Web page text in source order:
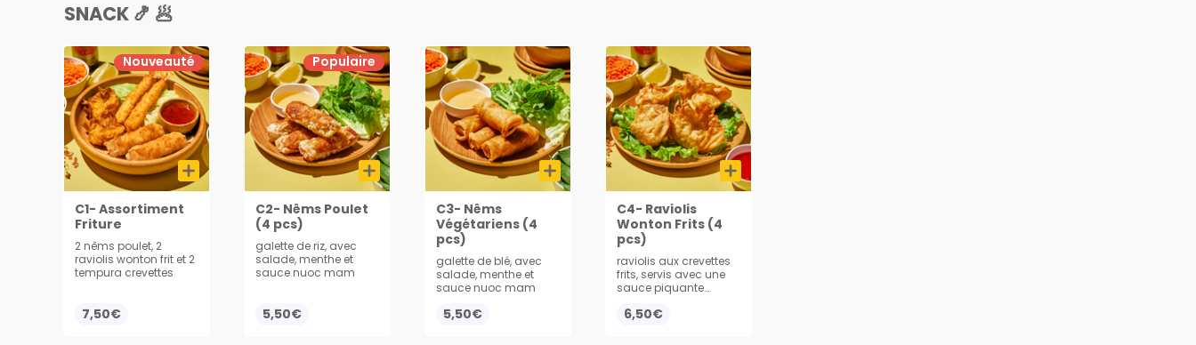
SNACK 🍤 🥟
C1- Assortiment
Friture
2 nêms poulet, 2
raviolis wonton frit et 2
tempura crevettes
7,50€
Nouveauté
C2- Nêms Poulet
(4 pcs)
galette de riz, avec
salade, menthe et
sauce nuoc mam
5,50€
Populaire
C3- Nêms
Végétariens (4
pcs)
galette de blé, avec
salade, menthe et
sauce nuoc mam
5,50€
C4- Raviolis
Wonton Frits (4
pcs)
raviolis aux crevettes
frits, servis avec une
sauce piquante
douce
6,50€